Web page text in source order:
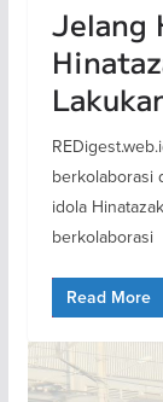
Jelang
berkolaborasi
idola
berkolaborasi
Read More